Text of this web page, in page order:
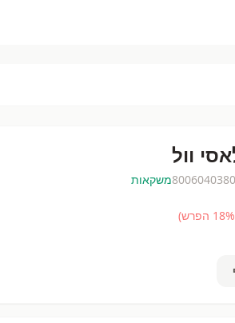
וול
משקאות
18% הפרש)